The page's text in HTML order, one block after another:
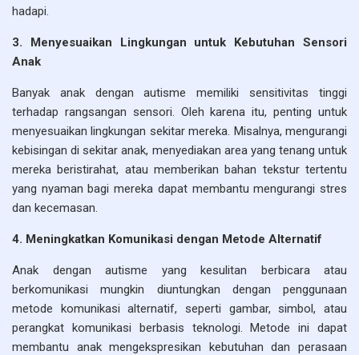
hadapi.
3. Menyesuaikan Lingkungan untuk Kebutuhan Sensori
Anak
Banyak anak dengan autisme memiliki sensitivitas tinggi
terhadap rangsangan sensori. Oleh karena itu, penting untuk
menyesuaikan lingkungan sekitar mereka. Misalnya, mengurangi
kebisingan di sekitar anak, menyediakan area yang tenang untuk
mereka beristirahat, atau memberikan bahan tekstur tertentu
yang nyaman bagi mereka dapat membantu mengurangi stres
dan kecemasan.
4. Meningkatkan Komunikasi dengan Metode Alternatif
Anak dengan autisme yang kesulitan berbicara atau
berkomunikasi mungkin diuntungkan dengan penggunaan
metode komunikasi alternatif, seperti gambar, simbol, atau
perangkat komunikasi berbasis teknologi. Metode ini dapat
membantu anak mengekspresikan kebutuhan dan perasaan